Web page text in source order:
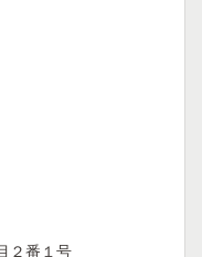
２番１号